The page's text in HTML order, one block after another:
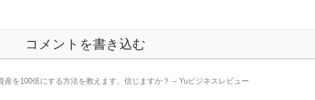
コメントを書き込む
産を100倍にする方法を教えます。信じますか？ – Yuビジネスレビュー